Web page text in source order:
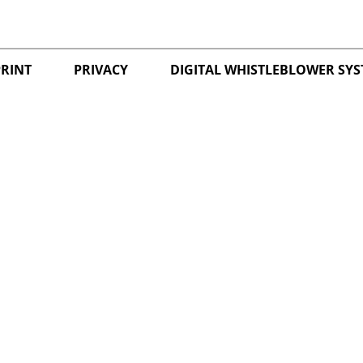
PRIVACY DIGITAL WHISTLEBLOWER